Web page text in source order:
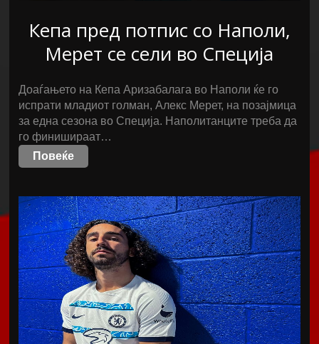
Кепа пред потпис со Наполи,
Мерет се сели во Специја
Доаѓањето на Кепа Аризабалага во Наполи ќе го
испрати младиот голман, Алекс Мерет, на позајмица
за една сезона во Специја. Наполитанците треба да
го финишираат…
Повеќе